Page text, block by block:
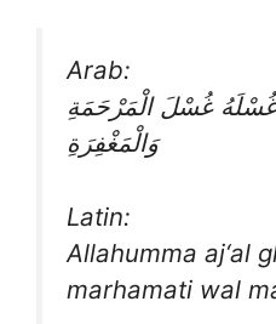
Arab:
غُسْلَهُ غُسْلَ الْمَرْحَمَةِ
وَالْمَغْفِرَةِ
Latin:
Allahumma aj‘al
marhamati wal